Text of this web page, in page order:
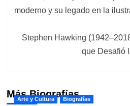
entradas
moderno y su legado en la
Stephen Hawking
que Desafió
Más Biografías
Arte y Cultura Biografías